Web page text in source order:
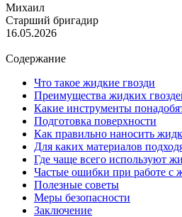
Михаил
Старший бригадир
16.05.2026
Содержание
Что такое жидкие гвозди
Преимущества жидких
Какие инструменты
Подготовка поверхности
Как правильно наносить
Для каких материалов
Где чаще всего используют
Частые ошибки при работе с
Полезные советы
Меры безопасности
Заключение